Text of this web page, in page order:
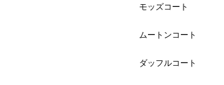
モッズコート
ムートンコート
ダッフルコート